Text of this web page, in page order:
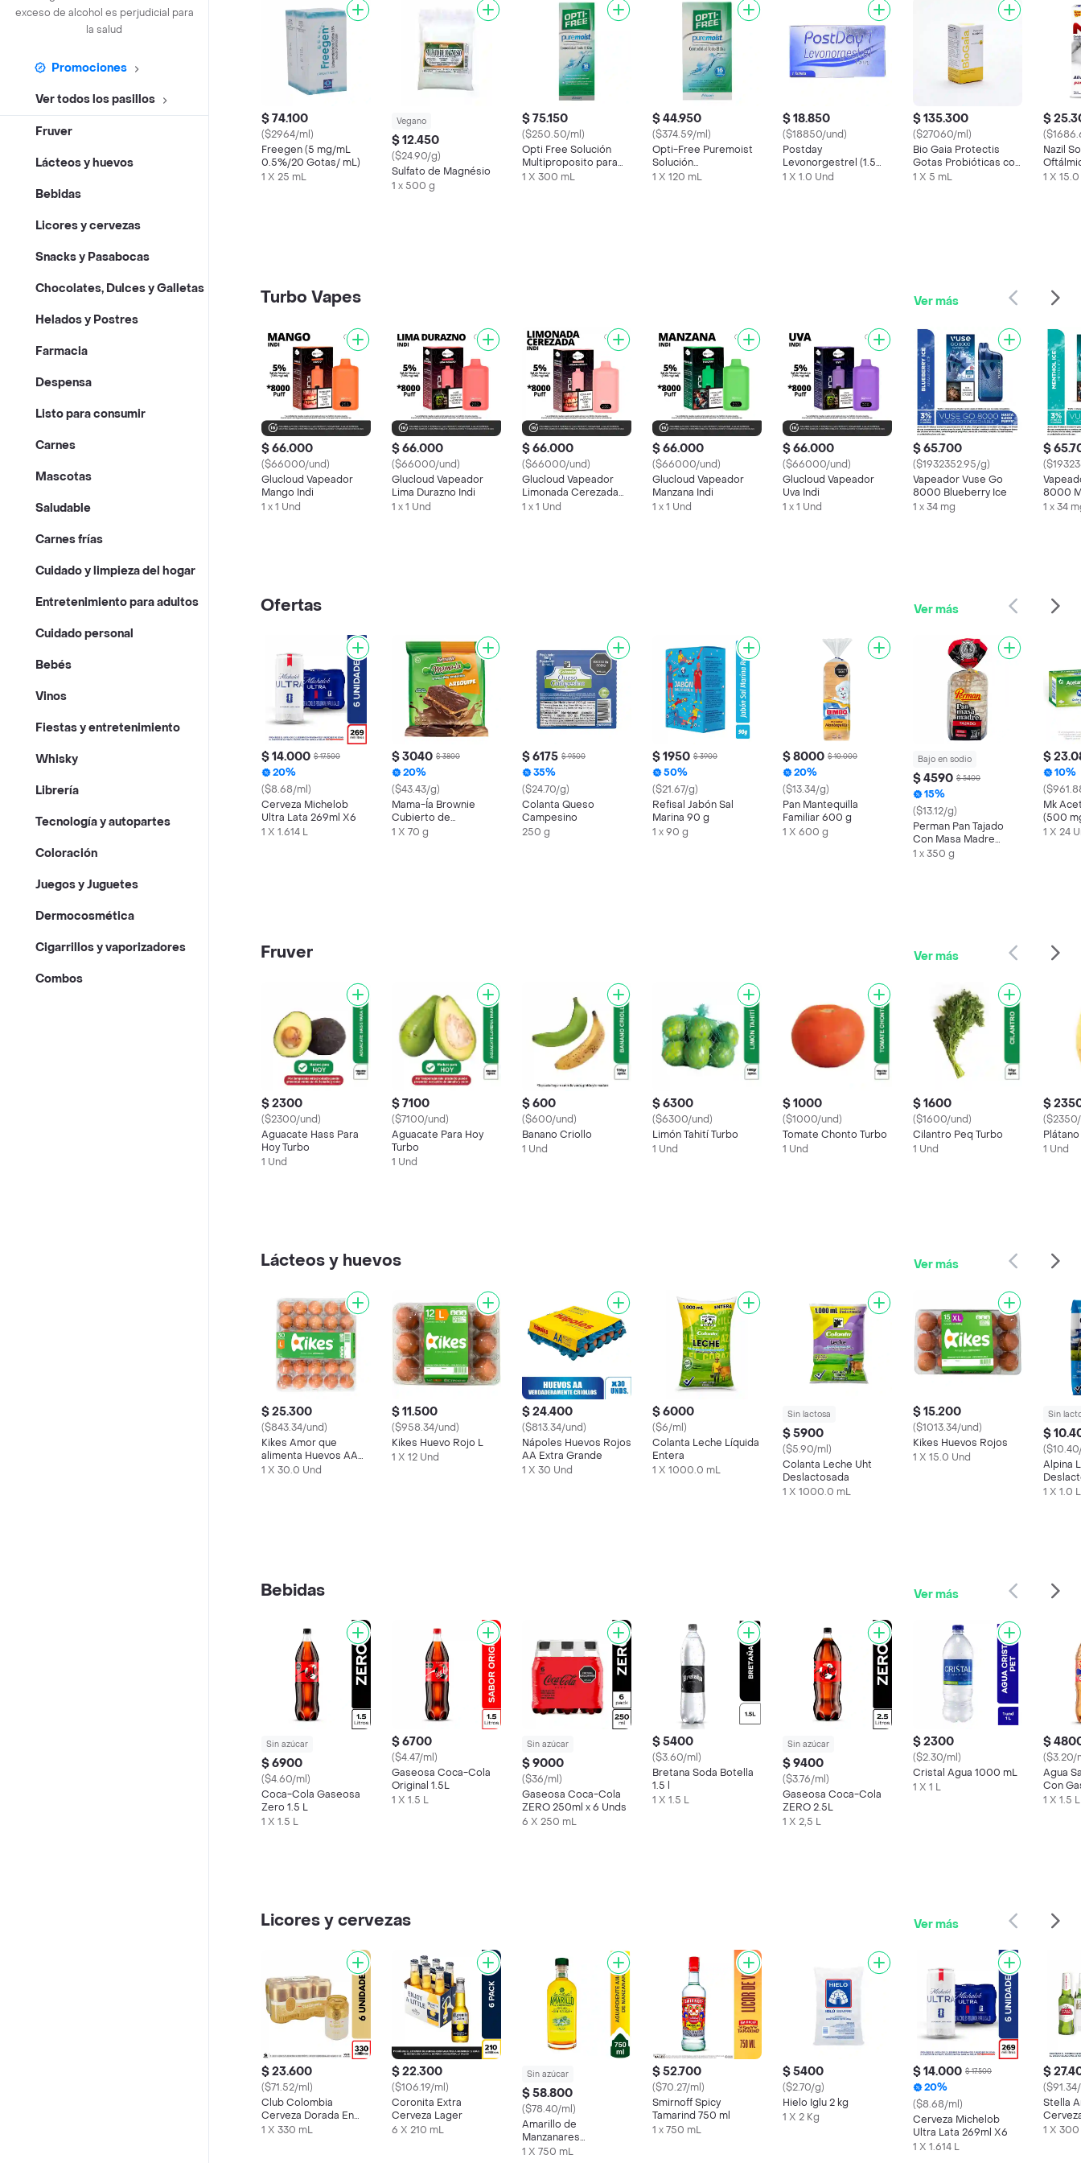
exceso de alcohol es perjudicial para
la salud
Promociones
Ver todos los pasillos
Fruver
Lácteos y huevos
Bebidas
Licores y cervezas
Snacks y Pasabocas
Chocolates, Dulces y Galletas
Helados y Postres
Farmacia
Despensa
Listo para consumir
Carnes
Mascotas
Saludable
Carnes frías
Cuidado y limpieza del hogar
Entretenimiento para adultos
Cuidado personal
Bebés
Vinos
Fiestas y entretenimiento
Whisky
Librería
Tecnología y autopartes
Coloración
Juegos y Juguetes
Dermocosmética
Cigarrillos y vaporizadores
Combos
$ 74.100
($2964/ml)
Freegen (5 mg/mL
0.5%/20 Gotas/ mL)
1 X 25 mL
Vegano
$ 12.450
($24.90/g)
Sulfato de Magnésio
1 x 500 g
$ 75.150
($250.50/ml)
Opti Free Solución
Multiproposito para
Lentes de Contacto
1 X 300 mL
$ 44.950
($374.59/ml)
Opti-Free Puremoist
Solución
Desinfectante
1 X 120 mL
$ 18.850
($18850/und)
Postday
Levonorgestrel (1.5
mg)
1 X 1.0 Und
$ 135.300
($27060/ml)
Bio Gaia Protectis
Gotas Probióticas con
Vitamina D (10 µg)
1 X 5 mL
$
Nazil
%)
1 X
Turbo Vapes Ver más
$ 66.000
($66000/und)
Glucloud Vapeador
Mango Indi
1 x 1 Und
$ 66.000
($66000/und)
Glucloud Vapeador
Lima Durazno Indi
1 x 1 Und
$ 66.000
($66000/und)
Glucloud Vapeador
Limonada Cerezada
Indi
1 x 1 Und
$ 66.000
($66000/und)
Glucloud Vapeador
Manzana Indi
1 x 1 Und
$ 66.000
($66000/und)
Glucloud Vapeador
Uva Indi
1 x 1 Und
$ 65.700
($1932352.95/g)
Vapeador Vuse Go
8000 Blueberry Ice
1 x 34 mg
$
8000
1 x 34
Ofertas Ver más
$ 14.000 $ 17.500
20%
($8.68/ml)
Cerveza Michelob
Ultra Lata 269ml X6
1 X 1.614 L
$ 3040 $ 3800
20%
($43.43/g)
Mama-Ía Brownie
Cubierto de
Chocolate Relleno
1 X 70 g
$ 6175 $ 9500
35%
($24.70/g)
Colanta Queso
Campesino
250 g
$ 1950 $ 3900
50%
($21.67/g)
Refisal Jabón Sal
Marina 90 g
1 x 90 g
$ 8000 $ 10.000
20%
($13.34/g)
Pan Mantequilla
Familiar 600 g
1 X 600 g
Bajo en sodio
$ 4590 $ 5400
15%
($13.12/g)
Perman Pan Tajado
Con Masa Madre
Blanco
1 x 350 g
$
10%
Mk
(500
1 X 24
Fruver Ver más
$ 2300
($2300/und)
Aguacate Hass Para
Hoy Turbo
1 Und
$ 7100
($7100/und)
Aguacate Para Hoy
Turbo
1 Und
$ 600
($600/und)
Banano Criollo
1 Und
$ 6300
($6300/und)
Limón Tahití Turbo
1 Und
$ 1000
($1000/und)
Tomate Chonto Turbo
1 Und
$ 1600
($1600/und)
Cilantro Peq Turbo
1 Und
$
1 Und
Lácteos y huevos Ver más
$ 25.300
($843.34/und)
Kikes Amor que
alimenta Huevos AA
Rojos L
1 X 30.0 Und
$ 11.500
($958.34/und)
Kikes Huevo Rojo L
1 X 12 Und
$ 24.400
($813.34/und)
Nápoles Huevos Rojos
AA Extra Grande
1 X 30 Und
$ 6000
($6/ml)
Colanta Leche Líquida
Entera
1 X 1000.0 mL
Sin lactosa
$ 5900
($5.90/ml)
Colanta Leche Uht
Deslactosada
1 X 1000.0 mL
$ 15.200
($1013.34/und)
Kikes Huevos Rojos
1 X 15.0 Und
Sin
$
Alpina
1 X 1.0 L
Bebidas Ver más
Sin azúcar
$ 6900
($4.60/ml)
Coca-Cola Gaseosa
Zero 1.5 L
1 X 1.5 L
$ 6700
($4.47/ml)
Gaseosa Coca-Cola
Original 1.5L
1 X 1.5 L
Sin azúcar
$ 9000
($36/ml)
Gaseosa Coca-Cola
ZERO 250ml x 6 Unds
6 X 250 mL
$ 5400
($3.60/ml)
Bretana Soda Botella
1.5 l
1 X 1.5 L
Sin azúcar
$ 9400
($3.76/ml)
Gaseosa Coca-Cola
ZERO 2.5L
1 X 2,5 L
$ 2300
($2.30/ml)
Cristal Agua 1000 mL
1 X 1 L
$
($3.20/
Agua
Con
1 X 1.5 L
Licores y cervezas Ver más
$ 23.600
($71.52/ml)
Club Colombia
Cerveza Dorada En
Lata 330 ML X6 Unds
1 X 330 mL
$ 22.300
($106.19/ml)
Coronita Extra
Cerveza Lager
6 X 210 mL
Sin azúcar
$ 58.800
($78.40/ml)
Amarillo de
Manzanares
Aguardiente Sin
1 X 750 mL
$ 52.700
($70.27/ml)
Smirnoff Spicy
Tamarind 750 ml
1 x 750 mL
$ 5400
($2.70/g)
Hielo Iglu 2 kg
1 X 2 Kg
$ 14.000 $ 17.500
20%
($8.68/ml)
Cerveza Michelob
Ultra Lata 269ml X6
1 X 1.614 L
$
Stella
1 X